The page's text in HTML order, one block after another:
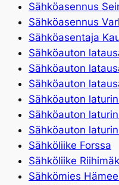
Sähköasennus
Sähköasennus
Sähköasentaja
Sähköauton
Sähköauton
Sähköauton
Sähköauton
Sähköauton
Sähköauton
Sähköliike Forssa
Sähköliike
Sähkömies